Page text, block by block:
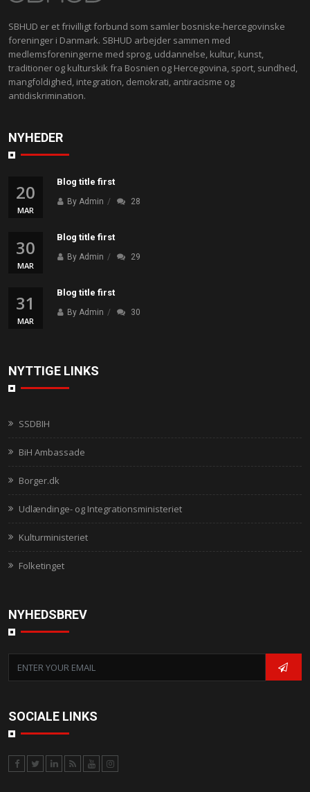
SBHUD er et frivilligt forbund som samler bosniske-hercegovinske
foreninger i Danmark. SBHUD arbejder sammen med
medlemsforeningerne med sprog, uddannelse, kultur, kunst,
traditioner og kulturskik fra Bosnien og Hercegovina, sport, sundhed,
mangfoldighed, integration, demokrati, antiracisme og
antidiskrimination.
NYHEDER
20
MAR
Blog title first
By Admin 28
30
MAR
Blog title first
By Admin 29
31
MAR
Blog title first
By Admin 30
NYTTIGE LINKS
SSDBIH
BiH Ambassade
Borger.dk
Udlændinge- og Integrationsministeriet
Kulturministeriet
Folketinget
NYHEDSBREV
SOCIALE LINKS